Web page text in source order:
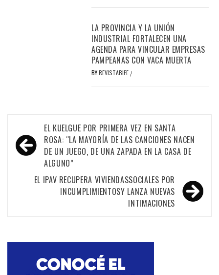
LA PROVINCIA Y LA UNIÓN
INDUSTRIAL FORTALECEN UNA
AGENDA PARA VINCULAR EMPRESAS
PAMPEANAS CON VACA MUERTA
BYREVISTABIFE /
Navegación
de
entradas
EL KUELGUE POR PRIMERA VEZ EN SANTA
ROSA: “LA MAYORÍA DE LAS CANCIONES NACEN
DE UN JUEGO, DE UNA ZAPADA EN LA CASA DE
ALGUNO”
EL IPAV RECUPERA VIVIENDASSOCIALES POR
INCUMPLIMIENTOSY LANZA NUEVAS
INTIMACIONES